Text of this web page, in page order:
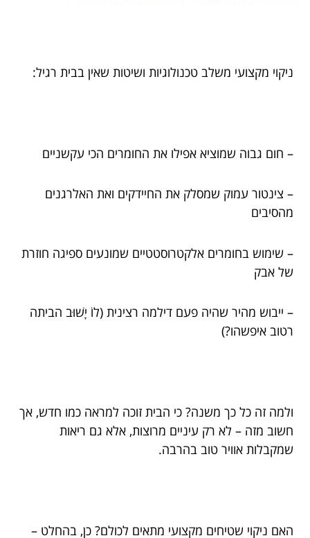
ניקוי מקצועי משלב טכנולוגיות ושיטות שאין בבית רגיל:
– חום גבוה שמוציא אפילו את החומרים הכי עקשניים
– צינטור עמוק שמסלק את החיידקים ואת האלרגנים
מהסיבים
– שימוש בחומרים אלקטרוסטטיים שמונעים ספיגה חוזרת
של אבק
– ייבוש מהיר שהיה פעם דילמה רצינית (לוֹ יָשׁוּב הביתה
רטוב איפשהו?)
ולמה זה כל כך משנה? כי הבית זוכה למראה כמו חדש, אך
חשוב מזה – לא רק עיניים מרוצות, אלא גם ריאות
שמקבלות אוויר טוב בהרבה.
האם ניקוי שטיחים מקצועי מתאים לכולם? כן, בהחלט –